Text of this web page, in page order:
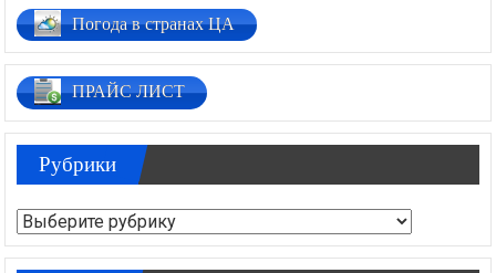
Погода в странах ЦА
ПРАЙС ЛИСТ
Рубрики
Рубрики